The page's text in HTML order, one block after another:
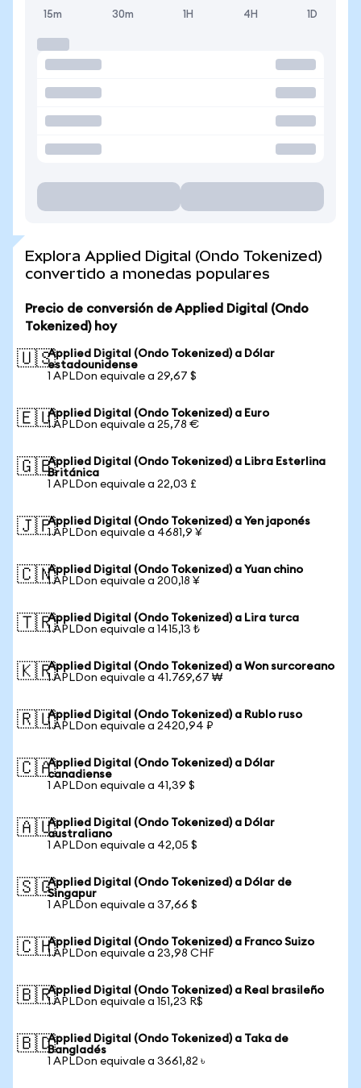
15m 30m 1H 4H 1D
Explora Applied Digital (Ondo Tokenized)
convertido a monedas populares
Precio de conversión de Applied Digital (Ondo
Tokenized) hoy
🇺🇸Applied Digital (Ondo Tokenized) a Dólar
estadounidense
1 APLDon equivale a 29,67 $
🇪🇺Applied Digital (Ondo Tokenized) a Euro
1 APLDon equivale a 25,78 €
🇬🇧Applied Digital (Ondo Tokenized) a Libra Esterlina
Británica
1 APLDon equivale a 22,03 £
🇯🇵Applied Digital (Ondo Tokenized) a Yen japonés
1 APLDon equivale a 4681,9 ¥
🇨🇳Applied Digital (Ondo Tokenized) a Yuan chino
1 APLDon equivale a 200,18 ¥
🇹🇷Applied Digital (Ondo Tokenized) a Lira turca
1 APLDon equivale a 1415,13 ₺
🇰🇷Applied Digital (Ondo Tokenized) a Won surcoreano
1 APLDon equivale a 41.769,67 ₩
🇷🇺Applied Digital (Ondo Tokenized) a Rublo ruso
1 APLDon equivale a 2420,94 ₽
🇨🇦Applied Digital (Ondo Tokenized) a Dólar
canadiense
1 APLDon equivale a 41,39 $
🇦🇺Applied Digital (Ondo Tokenized) a Dólar
australiano
1 APLDon equivale a 42,05 $
🇸🇬Applied Digital (Ondo Tokenized) a Dólar de
Singapur
1 APLDon equivale a 37,66 $
🇨🇭Applied Digital (Ondo Tokenized) a Franco Suizo
1 APLDon equivale a 23,98 CHF
🇧🇷Applied Digital (Ondo Tokenized) a Real brasileño
1 APLDon equivale a 151,23 R$
🇧🇩Applied Digital (Ondo Tokenized) a Taka de
Bangladés
1 APLDon equivale a 3661,82 ৳